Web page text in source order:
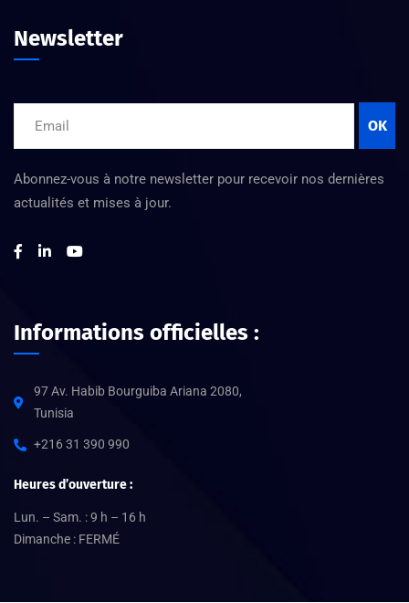
Newsletter
OK
Abonnez-vous à notre newsletter pour recevoir nos dernières
actualités et mises à jour.
Informations officielles :
97 Av. Habib Bourguiba Ariana 2080,
Tunisia
+216 31 390 990
Heures d’ouverture :
Lun. – Sam. : 9 h – 16 h
Dimanche : FERMÉ